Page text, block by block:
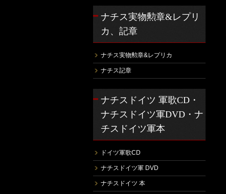
ナチス実物勲章&レプリ
カ、記章
ナチス実物勲章&レプリカ
ナチス記章
ナチスドイツ 軍歌CD・
ナチスドイツ軍DVD・ナ
チスドイツ軍本
ドイツ軍歌CD
ナチスドイツ軍 DVD
ナチスドイツ 本